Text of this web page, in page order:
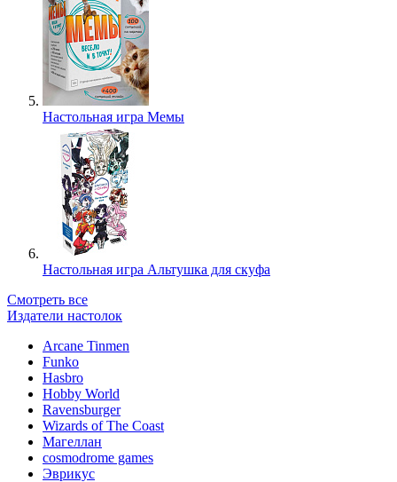
Настольная игра Мемы
Настольная игра Альтушка для скуфа
Смотреть все
Издатели настолок
Arcane Tinmen
Funko
Hasbro
Hobby World
Ravensburger
Wizards of The Coast
Магеллан
сosmodrome games
Эврикус